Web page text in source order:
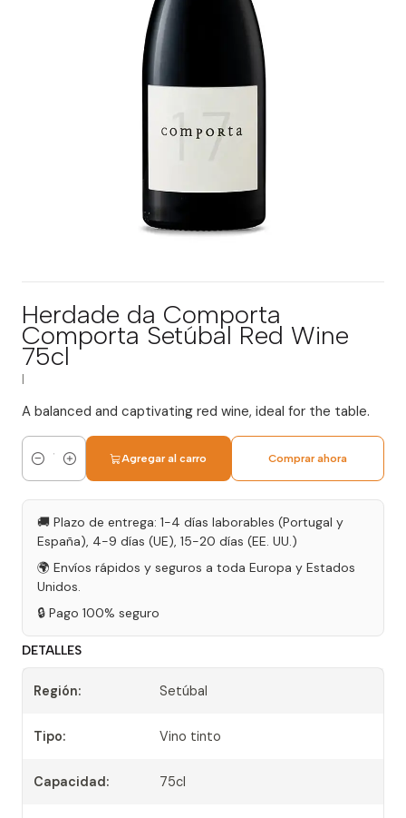
Herdade da Comporta
Comporta Setúbal Red Wine
75cl
A balanced and captivating red wine, ideal for the table.
Cantidad
Agregar al carro Comprar ahora
🚚 Plazo de entrega: 1-4 días laborables (Portugal y
España), 4-9 días (UE), 15-20 días (EE. UU.)
🌍 Envíos rápidos y seguros a toda Europa y Estados
Unidos.
🔒 Pago 100% seguro
DETALLES
Región: Setúbal
Tipo: Vino tinto
Capacidad: 75cl